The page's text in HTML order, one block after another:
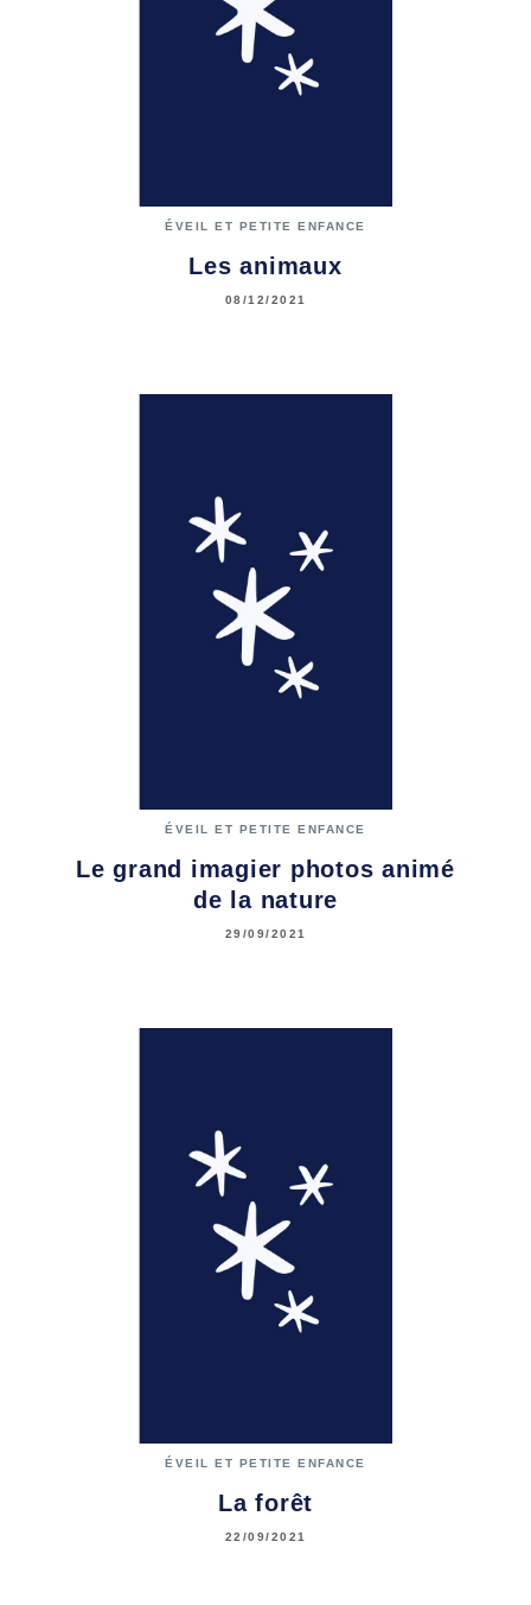
ÉVEIL ET PETITE ENFANCE
Les animaux
08/12/2021
ÉVEIL ET PETITE ENFANCE
Le grand imagier photos animé
de la nature
29/09/2021
ÉVEIL ET PETITE ENFANCE
La forêt
22/09/2021